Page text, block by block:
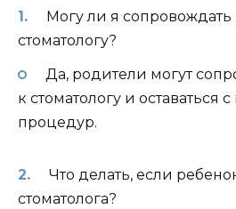
Могу ли я сопровождать
стоматологу?
Да, родители могут
к стоматологу и оставаться
процедур.
Что делать, если
стоматолога?